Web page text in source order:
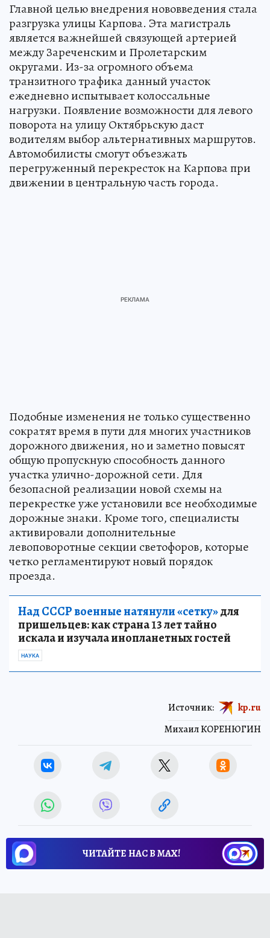
Главной целью внедрения нововведения стала
разгрузка улицы Карпова. Эта магистраль
является важнейшей связующей артерией
между Зареченским и Пролетарским
округами. Из-за огромного объема
транзитного трафика данный участок
ежедневно испытывает колоссальные
нагрузки. Появление возможности для левого
поворота на улицу Октябрьскую даст
водителям выбор альтернативных маршрутов.
Автомобилисты смогут объезжать
перегруженный перекресток на Карпова при
движении в центральную часть города.
Подобные изменения не только существенно
сократят время в пути для многих участников
дорожного движения, но и заметно повысят
общую пропускную способность данного
участка улично-дорожной сети. Для
безопасной реализации новой схемы на
перекрестке уже установили все необходимые
дорожные знаки. Кроме того, специалисты
активировали дополнительные
левоповоротные секции светофоров, которые
четко регламентируют новый порядок
проезда.
Над СССР военные натянули «сетку»для
пришельцев: как страна 13 лет тайно
искала и изучала инопланетных гостей
НАУКА
Михаил КОРЕНЮГИН
Источник: kp.ru
ЧИТАЙТЕ НАС В МАХ!